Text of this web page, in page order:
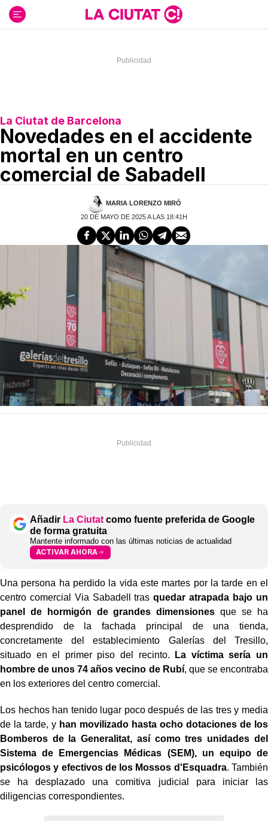
contenido
La Ciutat de Barcelona
Novedades en el accidente
mortal en un centro
comercial de Sabadell
MARIA LORENZO MIRÓ
20 DE MAYO DE 2025 A LAS 18:41H
Añadir La Ciutat como fuente preferida de Google
de forma gratuita
Mantente informado con las últimas noticias de actualidad
ACTIVAR AHORA
Una persona ha perdido la vida este martes por la tarde en el
centro comercial Via Sabadell trasquedar atrapada bajo un
panel de hormigón de grandes dimensiones que se ha
desprendido de la fachada principal de una tienda,
concretamente del establecimiento Galerías del Tresillo,
situado en el primer piso del recinto.
La víctima sería un
hombre de unos 74 años vecino de Rubí, que se encontraba
en los exteriores del centro comercial.
Los hechos han tenido lugar poco después de las tres y media
de la tarde, y han movilizado hasta ocho dotaciones de los
Bomberos de la Generalitat, así como tres unidades del
Sistema de Emergencias Médicas (SEM), un equipo de
psicólogos y efectivos de los Mossos d'Esquadra. También
se ha desplazado una comitiva judicial para iniciar las
diligencias correspondientes.